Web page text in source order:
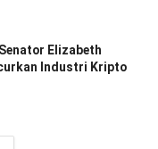
Elizabeth
Industri Kripto